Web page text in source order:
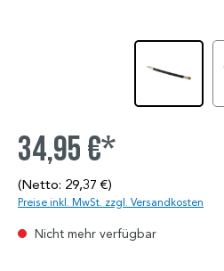
34,95 €*
(Netto: 29,37 €)
Preise inkl. MwSt. zzgl. Versandkosten
Nicht mehr verfügbar